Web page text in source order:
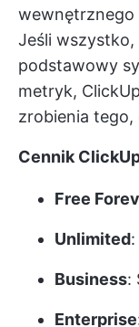
wewnętrznego
Jeśli
podstawowy
metryk,
zrobienia
Cennik
Free
Unlimited
Business:
Enterprise